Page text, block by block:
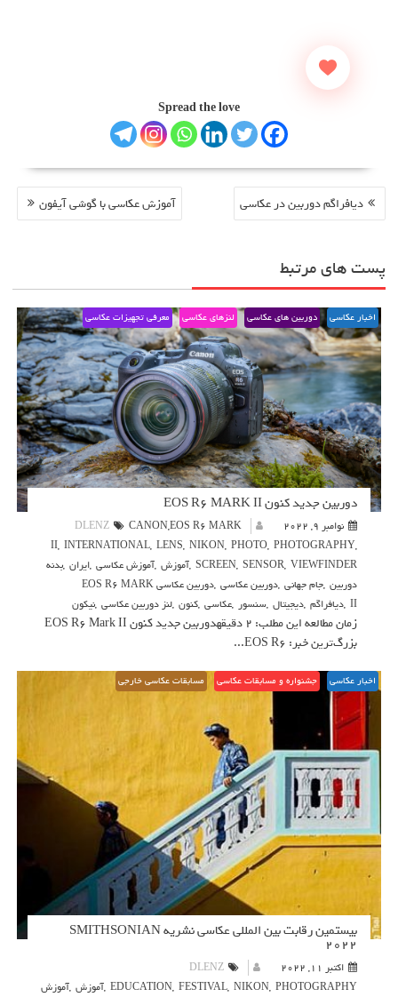
Spread the love
راهبری
نوشتهدیافراگم دوربین در عکاسی آموزش عکاسی با گوشی آیفون
پست های مرتبط
اخبار عکاسی دوربین های عکاسی لنزهای عکاسی معرفی تجهیزات عکاسی
دوربین جدید کنون EOS R6 MARK II
نوامبر 9, 2022 DLENZ CANON,EOS R6 MARK
II, INTERNATIONAL, LENS, NIKON, PHOTO, PHOTOGRAPHY,
SCREEN, SENSOR, VIEWFINDER
,آموزش ,آموزش عکاسی ,ایران ,بدنه
دوربین ,جام جهانی ,دوربین عکاسی ,
دوربین عکاسی EOS R6 MARK
II
,دیافراگم ,دیجیتال ,سنسور ,عکاسی ,کنون ,لنز دوربین عکاسی ,نیکون
زمان مطالعه این مطلب: 2 دقیقهدوربین جدید کنون EOS R6 Mark II
بزرگ‌ترین خبر: EOS R6...
اخبار عکاسی جشنواره و مسابقات عکاسی مسابقات عکاسی خارجی
بیستمین رقابت بین المللی عکاسی نشریه SMITHSONIAN
2022
اکتبر 11, 2022
DLENZ
EDUCATION, FESTIVAL, NIKON, PHOTOGRAPHY
,آموزش ,آموزش